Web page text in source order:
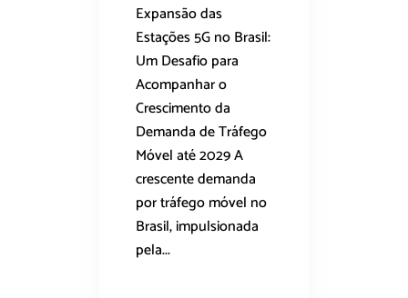
Expansão das
Estações 5G no Brasil:
Um Desafio para
Acompanhar o
Crescimento da
Demanda de Tráfego
Móvel até 2029 A
crescente demanda
por tráfego móvel no
Brasil, impulsionada
pela...